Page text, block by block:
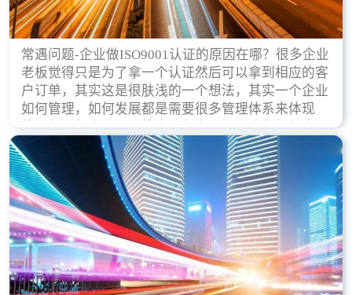
常遇问题-企业做ISO9001认证的原因在哪？很多企业
老板觉得只是为了拿一个认证然后可以拿到相应的客
户订单，其实这是很肤浅的一个想法，其实一个企业
如何管理，如何发展都是需要很多管理体系来体现
的，每天都会有不同的企业创立，但是我们如何去证
实一个企业的合法，有质量保证了？这就是ISO9001
认证体现价值的时候，那么键锋小编就来细说下企业
做ISO9001认证的根本原因。